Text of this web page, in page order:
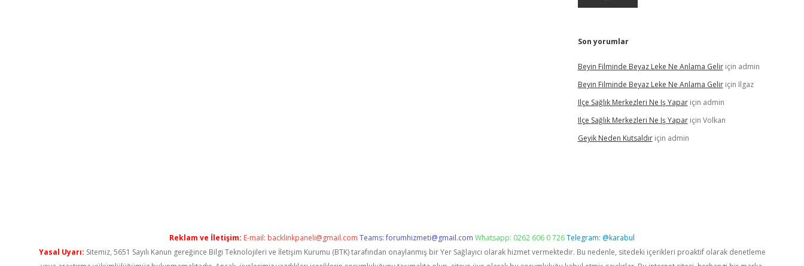
Son yorumlar
Beyin Filminde Beyaz Leke Ne Anlama Geliriçin admin
Beyin Filminde Beyaz Leke Ne Anlama Geliriçin Ilgaz
Ilçe Sağlık Merkezleri Ne Iş Yapariçin admin
Ilçe Sağlık Merkezleri Ne Iş Yapariçin Volkan
Geyik Neden Kutsaldıriçin admin
Reklam ve İletişim: E-mail: backlinkpaneli@gmail.com Teams:forumhizmeti@gmail.com Whatsapp: 0262 606 0 726Telegram: @karabul
Yasal Uyarı: Sitemiz, 5651 Sayılı Kanun gereğince Bilgi Teknolojileri ve İletişim Kurumu (BTK) tarafından onaylanmış bir Yer Sağlayıcı olarak hizmet vermektedir. Bu nedenle, sitedeki içerikleri proaktif olarak denetleme